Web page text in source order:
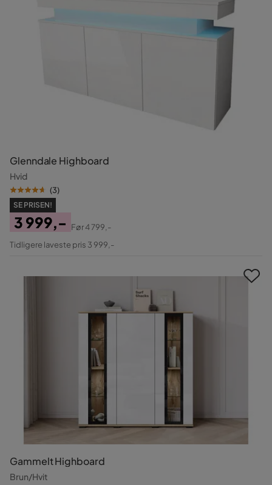
Glenndale Highboard
Hvid
(3)
SE PRISEN!
Pris
3 999,-
Original
Før4 799,-
Tidligere laveste pris 3 999,-
Gammelt Highboard
Brun/Hvit